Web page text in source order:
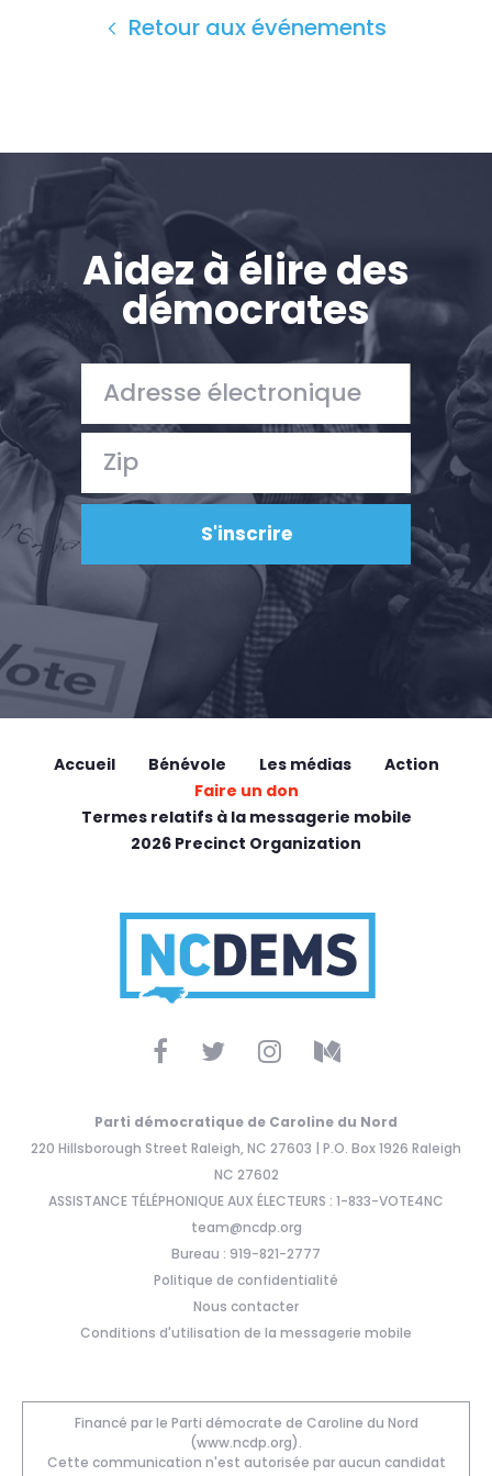
Retour aux événements
Aidez à élire des
démocrates
Accueil Bénévole Les médias
Action
Faire un don
Termes relatifs à la messagerie mobile
2026 Precinct Organization
Parti démocratique de Caroline du Nord
220 Hillsborough Street Raleigh, NC 27603 | P.O. Box 1926 Raleigh
NC 27602
ASSISTANCE TÉLÉPHONIQUE AUX ÉLECTEURS : 1-833-VOTE4NC
team@ncdp.org
Bureau : 919-821-2777
Politique de confidentialité
Nous contacter
Conditions d'utilisation de la messagerie mobile
Financé par le Parti démocrate de Caroline du Nord
(www.ncdp.org).
Cette communication n'est autorisée par aucun candidat